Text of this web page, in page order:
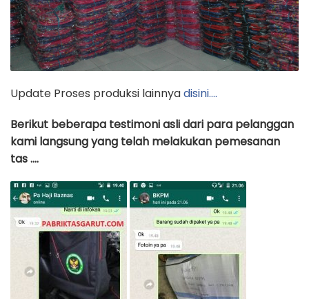
Update Proses produksi lainnyadisini….
Berikut beberapa testimoni asli dari para pelanggan
kami langsung yang telah melakukan pemesanan
tas ….